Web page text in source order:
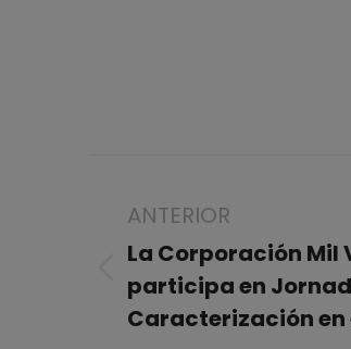
entreANTERIOR
Publicación
anterior:
La Corporación
participa en
Caracterización en